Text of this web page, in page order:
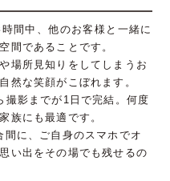
間中、他のお客様と一緒に
間であることです。
場所見知りをしてしまうお
然な笑顔がこぼれます。
撮影までが1日で完結。何度
族にも最適です。
間に、ご自身のスマホでオ
い出をその場でも残せるの